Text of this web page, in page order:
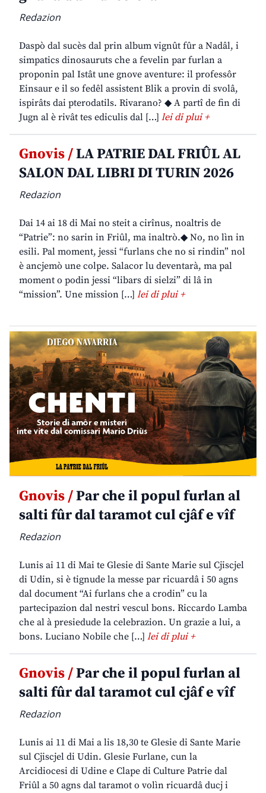
Redazion
Daspò dal sucès dal prin album vignût fûr a Nadâl, i
simpatics dinosauruts che a fevelin par furlan a
proponin pal Istât une gnove aventure: il professôr
Einsaur e il so fedêl assistent Blik a provin di svolâ,
ispirâts dai pterodatils. Rivarano? ◆ A partî de fin di
Jugn al è rivât tes ediculis dal […] lei di plui +
Gnovis /LA PATRIE DAL FRIÛL AL
SALON DAL LIBRI DI TURIN 2026
Redazion
Dai 14 ai 18 di Mai no steit a cirînus, noaltris de
“Patrie”: no sarin in Friûl, ma inaltrò.◆ No, no lìn in
esili. Pal moment, jessi “furlans che no si rindin” nol
è ancjemò une colpe. Salacor lu deventarà, ma pal
moment o podin jessi “libars di sielzi” di lâ in
“mission”. Une mission […] lei di plui +
Gnovis /Par che il popul furlan al
salti fûr dal taramot cul cjâf e vîf
Redazion
Lunis ai 11 di Mai te Glesie di Sante Marie sul Cjiscjel
di Udin, si è tignude la messe par ricuardâ i 50 agns
dal document “Ai furlans che a crodin” cu la
partecipazion dal nestri vescul bons. Riccardo Lamba
che al à presiedude la celebrazion. Un grazie a lui, a
bons. Luciano Nobile che […] lei di plui +
Gnovis /Par che il popul furlan al
salti fûr dal taramot cul cjâf e vîf
Redazion
Lunis ai 11 di Mai a lis 18,30 te Glesie di Sante Marie
sul Cjiscjel di Udin. Glesie Furlane, cun la
Arcidiocesi di Udine e Clape di Culture Patrie dal
Friûl a 50 agns dal taramot o volìn ricuardâ ducj i